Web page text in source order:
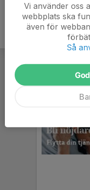
Vi använder oss
webbplats ska
även för
Så